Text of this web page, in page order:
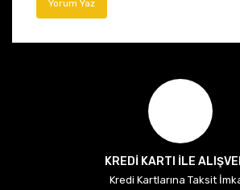
Yorum Yaz
KREDİ KARTI İLE
Kredi Kartlarına Taksit